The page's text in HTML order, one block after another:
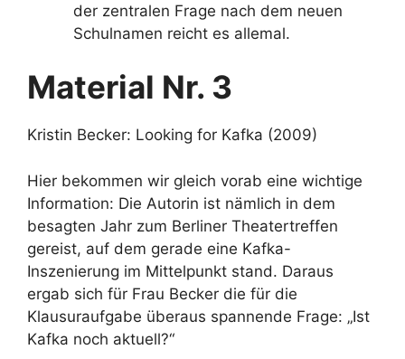
der zentralen Frage nach dem neuen
Schulnamen reicht es allemal.
Material Nr. 3
Kristin Becker: Looking for Kafka (2009)
Hier bekommen wir gleich vorab eine wichtige
Information: Die Autorin ist nämlich in dem
besagten Jahr zum Berliner Theatertreffen
gereist, auf dem gerade eine Kafka-
Inszenierung im Mittelpunkt stand. Daraus
ergab sich für Frau Becker die für die
Klausuraufgabe überaus spannende Frage: „Ist
Kafka noch aktuell?“